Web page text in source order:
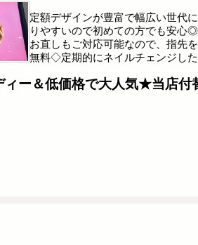
ィー＆低価格で大人気★当店
定額デザインが豊富で幅広い世代
りやすいので初めての方でも安心
お直しもご対応可能なので、指先
無料◇定期的にネイルチェンジし